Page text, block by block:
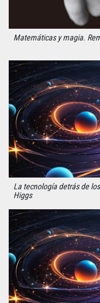
Matemáticas y magia.
La tecnología detrás de
Higgs